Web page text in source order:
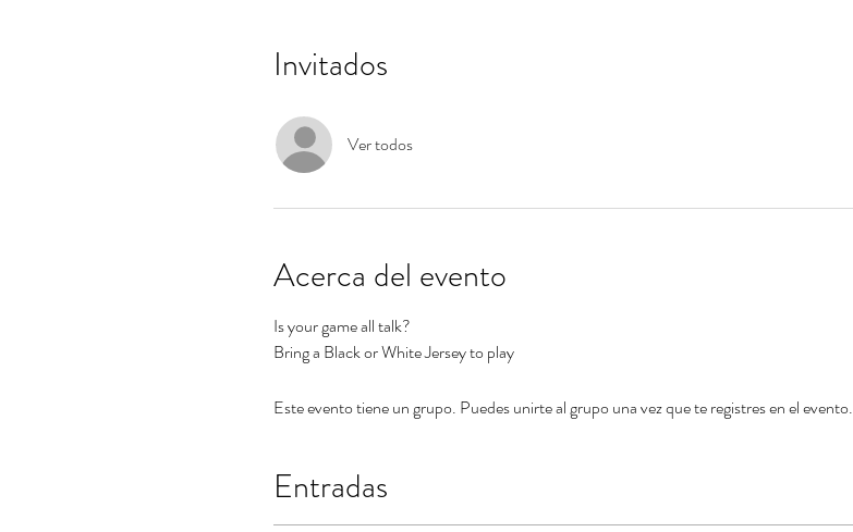
Invitados
Ver todos
Acerca del evento
Is your game all talk?
Bring a Black or White Jersey to play
Este evento tiene un grupo. Puedes unirte al grupo una vez que te registres en el evento.
Entradas